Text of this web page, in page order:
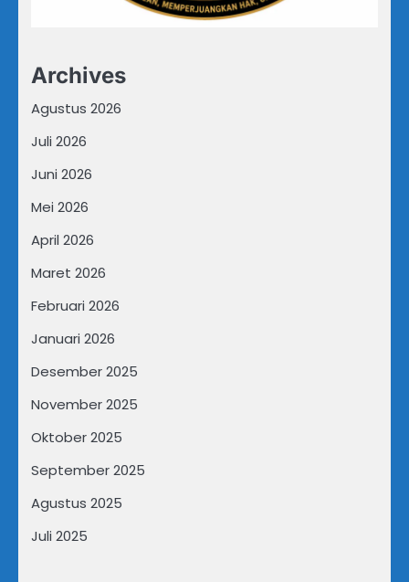
Archives
Agustus 2026
Juli 2026
Juni 2026
Mei 2026
April 2026
Maret 2026
Februari 2026
Januari 2026
Desember 2025
November 2025
Oktober 2025
September 2025
Agustus 2025
Juli 2025